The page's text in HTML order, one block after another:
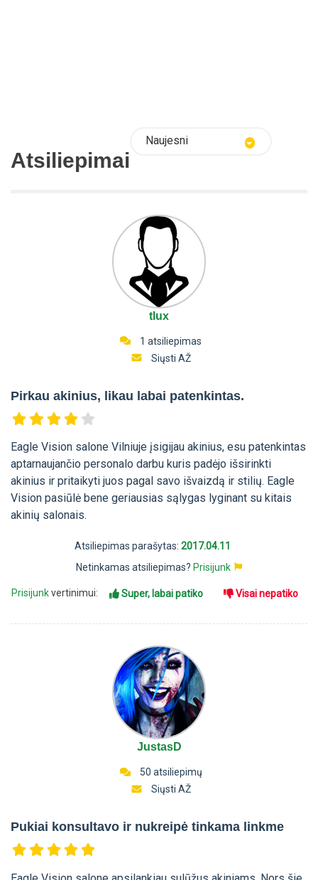
Atsiliepimai
Naujesni
tlux
1 atsiliepimas
Siųsti AŽ
Pirkau akinius, likau labai patenkintas.
Eagle Vision salone Vilniuje įsigijau akinius, esu patenkintas
aptarnaujančio personalo darbu kuris padėjo išsirinkti
akinius ir pritaikyti juos pagal savo išvaizdą ir stilių. Eagle
Vision pasiūlė bene geriausias sąlygas lyginant su kitais
akinių salonais.
Atsiliepimas parašytas: 2017.04.11
Netinkamas atsiliepimas? Prisijunk
Prisijunkvertinimui: Super, labai patiko Visai nepatiko
JustasD
50 atsiliepimų
Siųsti AŽ
Pukiai konsultavo ir nukreipė tinkama linkme